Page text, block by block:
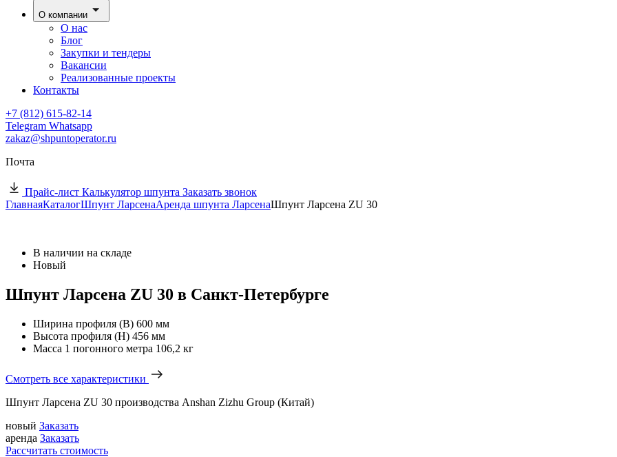
О компании
О нас
Блог
Закупки и тендеры
Вакансии
Реализованные проекты
Контакты
+7 (812) 615-82-14
Telegram Whatsapp
zakaz@shpuntoperator.ru
Почта
Прайс-лист Калькулятор шпунта Заказать звонок
ГлавнаяКаталогШпунт ЛарсенаАренда шпунта ЛарсенаШпунт Ларсена ZU 30
В наличии на складе
Новый
Шпунт Ларсена ZU 30 в Санкт-Петербурге
Ширина профиля (В) 600 мм
Высота профиля (Н) 456 мм
Масса 1 погонного метра 106,2 кг
Смотреть все характеристики
Шпунт Ларсена ZU 30 производства Anshan Zizhu Group (Китай)
новый Заказать
аренда Заказать
Рассчитать стоимость